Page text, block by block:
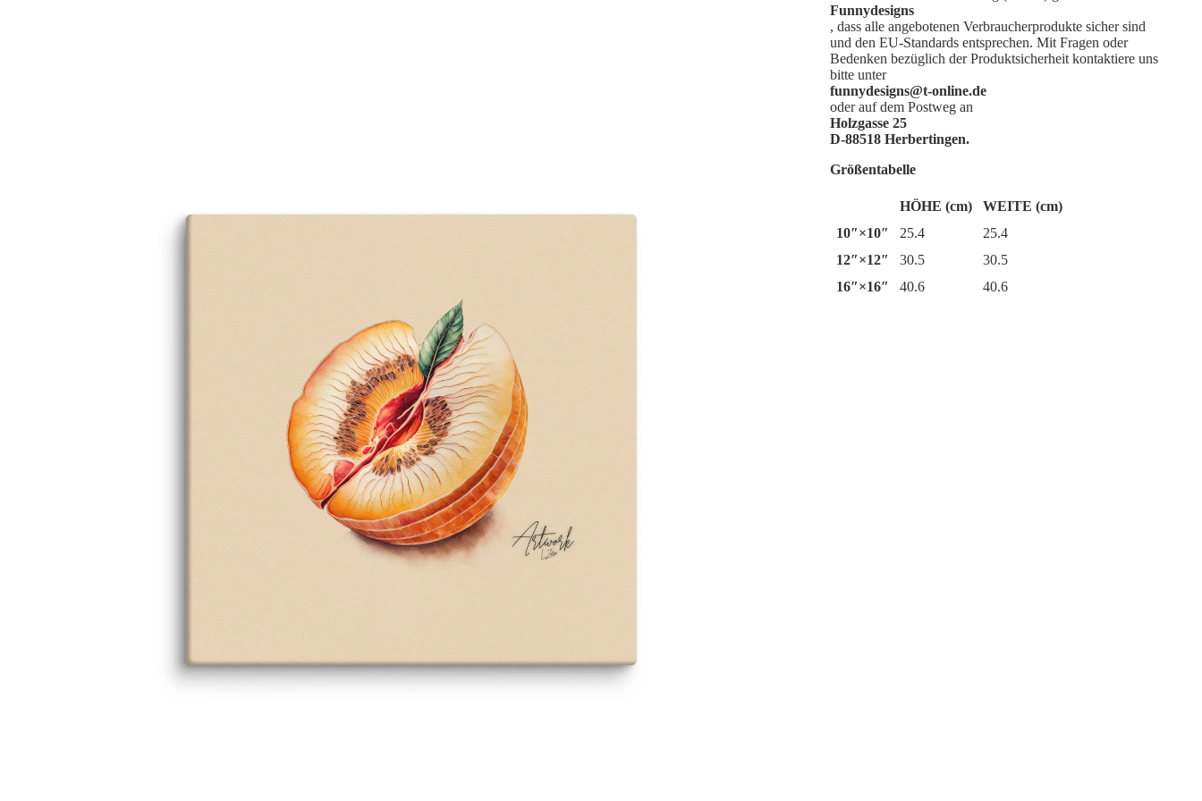
Funnydesigns
, dass alle angebotenen Verbraucherprodukte sicher sind
und den EU-Standards entsprechen. Mit Fragen oder
Bedenken bezüglich der Produktsicherheit kontaktiere uns
bitte unter
funnydesigns@t-online.de
oder auf dem Postweg an
Holzgasse 25
D-88518 Herbertingen.
Größentabelle
HÖHE (cm)
WEITE (cm)
10″×10″
25.4
25.4
12″×12″
30.5
30.5
16″×16″
40.6 40.6